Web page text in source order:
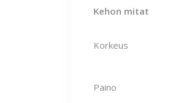
Kehon mitat
Korkeus
Paino